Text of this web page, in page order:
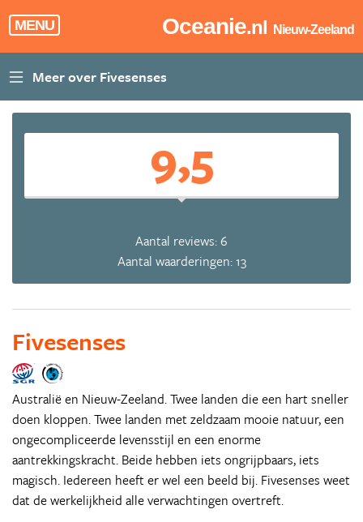
MENU Oceanie.nl Nieuw-Zeeland
9,5
Aantal reviews: 6
Aantal waarderingen: 13
Fivesenses
Australië en Nieuw-Zeeland. Twee landen die een hart sneller
doen kloppen. Twee landen met zeldzaam mooie natuur, een
ongecompliceerde levensstijl en een enorme
aantrekkingskracht. Beide hebben iets ongrijpbaars, iets
magisch. Iedereen heeft er wel een beeld bij. Fivesenses weet
dat de werkelijkheid alle verwachtingen overtreft.